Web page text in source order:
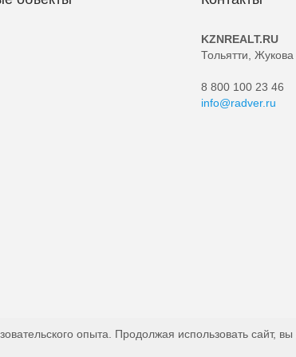
KZNREALT.RU
Тольятти, Жукова
8 800 100 23 46
info@radver.ru
опыта. Продолжая использовать сайт, вы